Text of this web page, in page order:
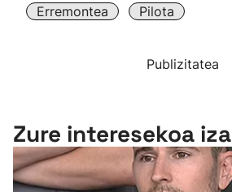
Erremontea Pilota
Publizitatea
Zure interesekoa